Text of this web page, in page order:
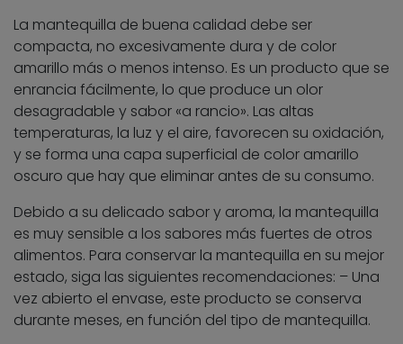
La mantequilla de buena calidad debe ser
compacta, no excesivamente dura y de color
amarillo más o menos intenso. Es un producto que se
enrancia fácilmente, lo que produce un olor
desagradable y sabor «a rancio». Las altas
temperaturas, la luz y el aire, favorecen su oxidación,
y se forma una capa superficial de color amarillo
oscuro que hay que eliminar antes de su consumo.
Debido a su delicado sabor y aroma, la mantequilla
es muy sensible a los sabores más fuertes de otros
alimentos. Para conservar la mantequilla en su mejor
estado, siga las siguientes recomendaciones: – Una
vez abierto el envase, este producto se conserva
durante meses, en función del tipo de mantequilla.